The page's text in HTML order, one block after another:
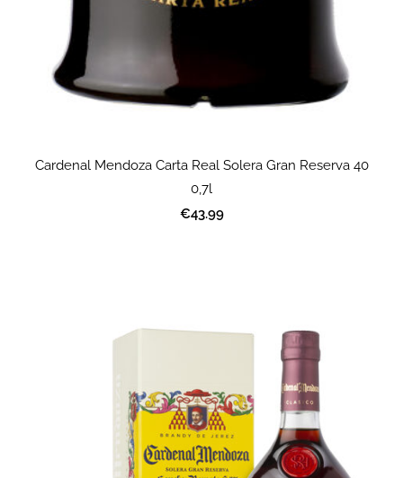
Cardenal Mendoza Carta Real Solera Gran Reserva 40
0,7l
€43.99